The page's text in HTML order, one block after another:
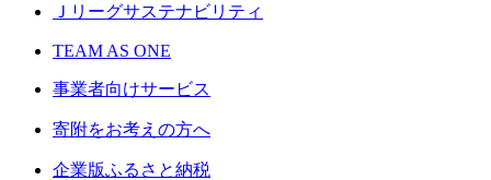
Ｊリーグサステナビリティ
TEAM AS ONE
事業者向けサービス
寄附をお考えの方へ
企業版ふるさと納税